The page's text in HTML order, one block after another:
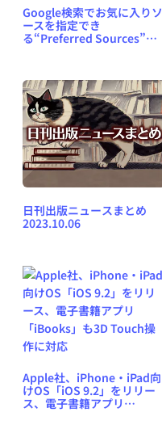
Google検索でお気に入りソ
ースを指定でき
る“Preferred Sources”が
2025.12.12
日刊出版ニュースまとめ
2023.10.06
Apple社、iPhone・iPad向
けOS「iOS 9.2」をリリー
ス、電子書籍アプリ